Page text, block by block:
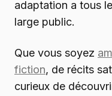
adaptation a tous
large public.
Que vous soyez
fiction, de récits
curieux de